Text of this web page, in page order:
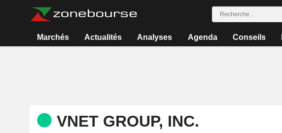
Marchés Actualités Analyses Agenda Conseils
VNET GROUP, INC.